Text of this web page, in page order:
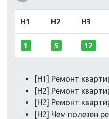
H1 H2 H3
1 5 12
[H1] Ремонт
[H2] Ремонт
[H2] Ремонт
[H2] Чем полезен